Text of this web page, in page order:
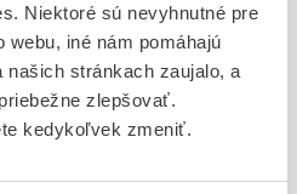
Niektoré sú nevyhnutné pre
webu, iné nám pomáhajú
stránkach zaujalo, a
zlepšovať.
kedykoľvek zmeniť.